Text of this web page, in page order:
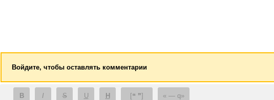
Войдите, чтобы оставлять комментарии
B I S U H [❝ ❞] — q